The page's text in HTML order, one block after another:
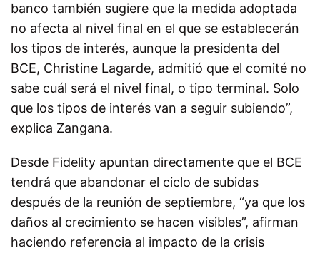
banco también sugiere que la medida adoptada
no afecta al nivel final en el que se establecerán
los tipos de interés, aunque la presidenta del
BCE, Christine Lagarde, admitió que el comité no
sabe cuál será el nivel final, o tipo terminal. Solo
que los tipos de interés van a seguir subiendo”,
explica Zangana.
Desde Fidelity apuntan directamente que el BCE
tendrá que abandonar el ciclo de subidas
después de la reunión de septiembre, “ya que los
daños al crecimiento se hacen visibles”, afirman
haciendo referencia al impacto de la crisis